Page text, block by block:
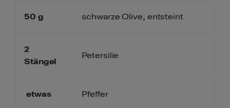
50 g
2
Stängel
etwas
schwarze Olive, entsteint
Petersilie
Pfeffer